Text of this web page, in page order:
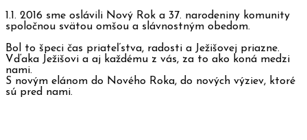
1.1. 2016 sme oslávili Nový Rok a 37. narodeniny komunity
spoločnou svätou omšou a slávnostným obedom.
Bol to špeci čas priateľstva, radosti a Ježišovej priazne.
Vďaka Ježišovi a aj každému z vás, za to ako koná medzi
nami.
S novým elánom do Nového Roka, do nových výziev, ktoré
sú pred nami.